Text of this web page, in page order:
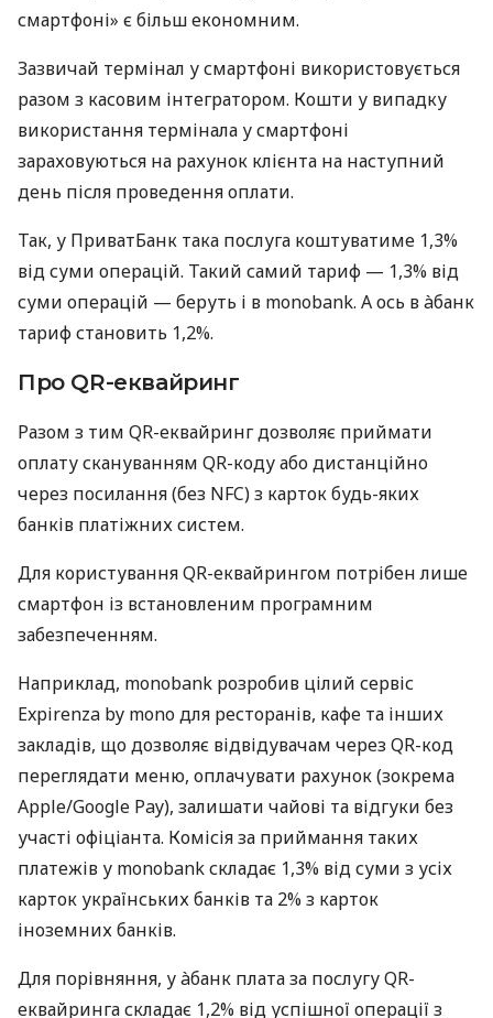
смартфоні» є більш економним.
Зазвичай термінал у смартфоні використовується
разом з касовим інтегратором. Кошти у випадку
використання термінала у смартфоні
зараховуються на рахунок клієнта на наступний
день після проведення оплати.
Так, у ПриватБанк така послуга коштуватиме 1,3%
від суми операцій. Такий самий тариф — 1,3% від
суми операцій — беруть і в monobank. А ось в àбанк
тариф становить 1,2%.
Про QR-еквайринг
Разом з тим QR-еквайринг дозволяє приймати
оплату скануванням QR-коду або дистанційно
через посилання (без NFC) з карток будь-яких
банків платіжних систем.
Для користування QR-еквайрингом потрібен лише
смартфон із встановленим програмним
забезпеченням.
Наприклад, monobank розробив цілий сервіс
Expirenza by mono для ресторанів, кафе та інших
закладів, що дозволяє відвідувачам через QR-код
переглядати меню, оплачувати рахунок (зокрема
Apple/Google Pay), залишати чайові та відгуки без
участі офіціанта. Комісія за приймання таких
платежів у monobank складає 1,3% від суми з усіх
карток українських банків та 2% з карток
іноземних банків.
Для порівняння, у àбанк плата за послугу QR-
еквайринга складає 1,2% від успішної операції з